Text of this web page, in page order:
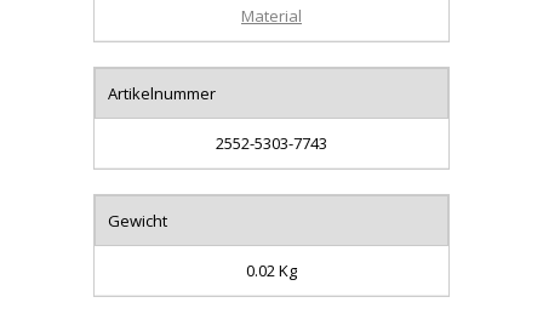
Material
Artikelnummer
2552-5303-7743
Gewicht
0.02 Kg